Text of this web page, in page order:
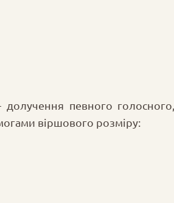
певного
віршового розміру: